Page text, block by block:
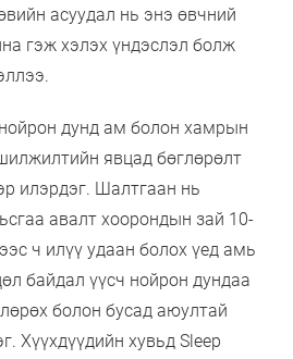
асуудал нь энэ өвчний
гэж хэлэх үндэслэл болж
дунд ам болон хамрын
явцад бөглөрөлт
илэрдэг. Шалтгаан нь
авалт хоорондын зай 10-
ч илүү удаан болох үед амь
байдал үүсч нойрон дундаа
болон бусад аюултай
Хүүхдүүдийн хувьд Sleep